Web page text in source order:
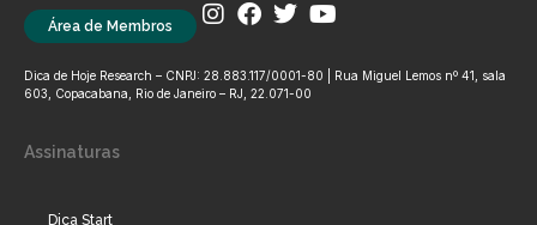
Área de Membros
Dica de Hoje Research – CNPJ: 28.883.117/0001-80 | Rua Miguel Lemos nº 41, sala
603, Copacabana, Rio de Janeiro – RJ, 22.071-00
Assinaturas
Dica Start